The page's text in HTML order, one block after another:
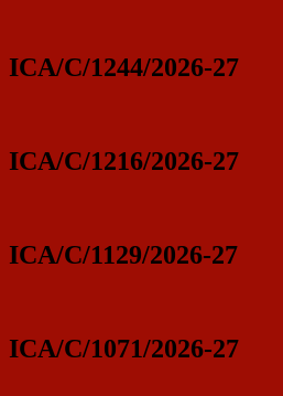
ICA/C/1244/2026-27
ICA/C/1216/2026-27
ICA/C/1129/2026-27
ICA/C/1071/2026-27